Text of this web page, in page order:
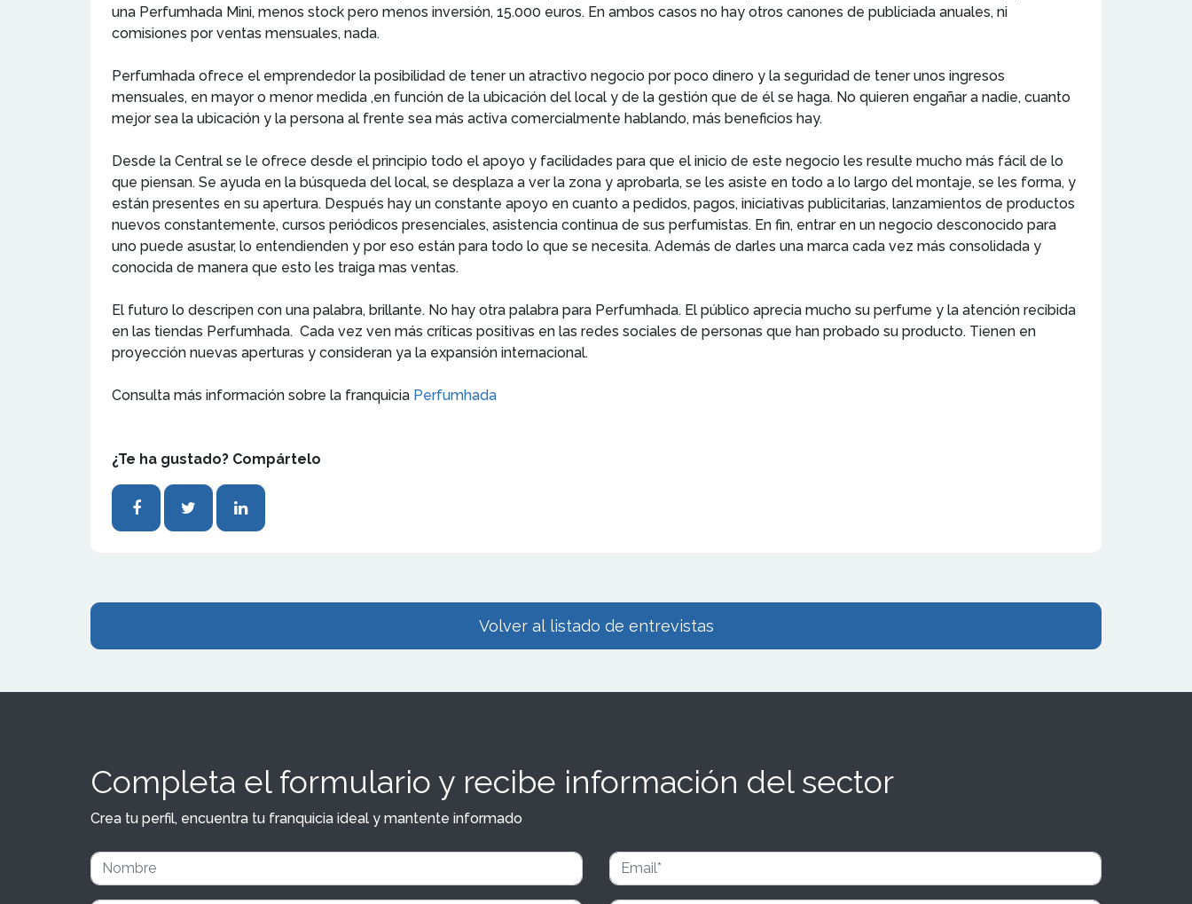
una Perfumhada Mini, menos stock pero menos inversión, 15.000 euros. En ambos casos no hay otros canones de publiciada anuales, ni
comisiones por ventas mensuales, nada.
Perfumhada ofrece el emprendedor la posibilidad de tener un atractivo negocio por poco dinero y la seguridad de tener unos ingresos
mensuales, en mayor o menor medida ,en función de la ubicación del local y de la gestión que de él se haga. No quieren engañar a nadie, cuanto
mejor sea la ubicación y la persona al frente sea más activa comercialmente hablando, más beneficios hay.
Desde la Central se le ofrece desde el principio todo el apoyo y facilidades para que el inicio de este negocio les resulte mucho más fácil de lo
que piensan. Se ayuda en la búsqueda del local, se desplaza a ver la zona y aprobarla, se les asiste en todo a lo largo del montaje, se les forma, y
están presentes en su apertura. Después hay un constante apoyo en cuanto a pedidos, pagos, iniciativas publicitarias, lanzamientos de productos
nuevos constantemente, cursos periódicos presenciales, asistencia continua de sus perfumistas. En fin, entrar en un negocio desconocido para
uno puede asustar, lo entendienden y por eso están para todo lo que se necesita. Además de darles una marca cada vez más consolidada y
conocida de manera que esto les traiga mas ventas.
El futuro lo descripen con una palabra, brillante. No hay otra palabra para Perfumhada. El público aprecia mucho su perfume y la atención recibida
en las tiendas Perfumhada. Cada vez ven más críticas positivas en las redes sociales de personas que han probado su producto. Tienen en
proyección nuevas aperturas y consideran ya la expansión internacional.
Consulta más información sobre la franquicia Perfumhada
¿Te ha gustado? Compártelo
Volver al listado de entrevistas
Completa el formulario y recibe información del sector
Crea tu perfil, encuentra tu franquicia ideal y mantente informado